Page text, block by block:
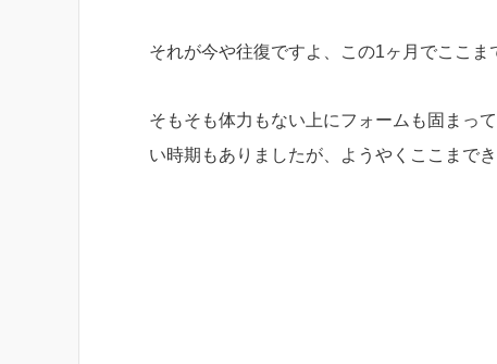
それが今や往復ですよ、この1ヶ月でここま
そもそも体力もない上にフォームも固まっ
い時期もありましたが、ようやくここまでき